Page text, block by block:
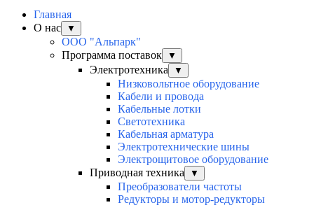
Главная
О нас
▼
ООО "Альпарк"
Программа поставок
▼
Электротехника ▼
Низковольтное оборудование
Кабели и провода
Кабельные лотки
Светотехника
Кабельная арматура
Электротехнические шины
Электрощитовое оборудование
Приводная техника
▼
Преобразователи частоты
Редукторы и мотор-редукторы